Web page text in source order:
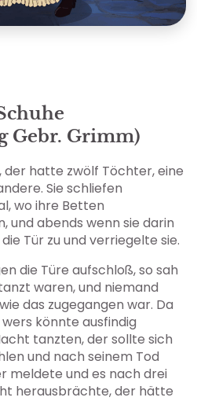
Gebr. Grimm)
der hatte zwölf Töchter, eine
Sie schliefen
wo ihre Betten
und abends wenn sie darin
Tür zu und verriegelte sie.
die Türe aufschloß, so sah
waren, und niemand
das zugegangen war. Da
könnte ausfindig
tanzten, der sollte sich
und nach seinem Tod
meldete und es nach drei
herausbrächte, der hätte